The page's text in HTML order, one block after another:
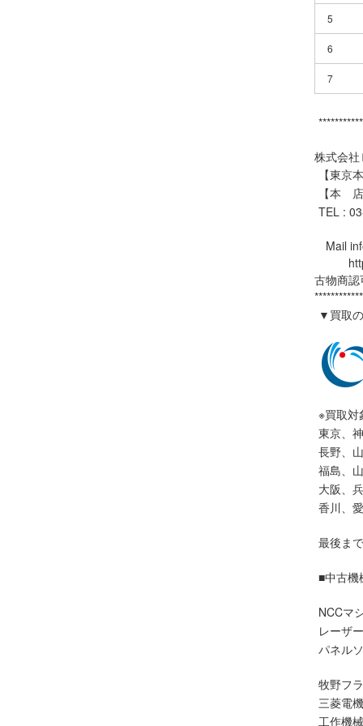
5
6
7
株式会社
【東京
【本
TEL :
Mail
古物商
▼買取
※買取対
東京、
長野、
福島、
大阪、
香川、
最後ま
■中古機
NCCマ
レーザ
パネル
牧野フ
三菱電
工作機